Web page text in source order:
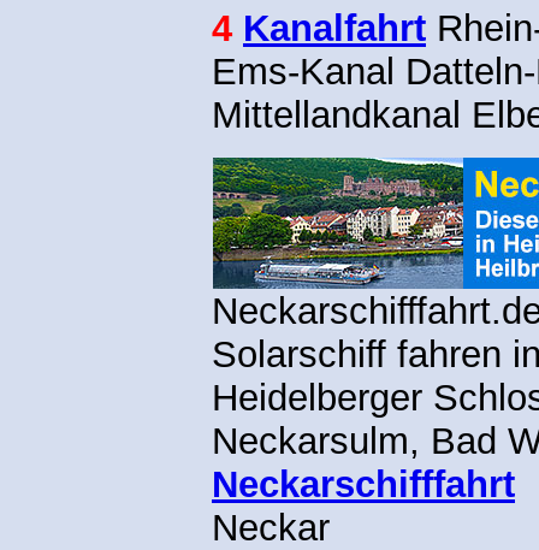
4 Kanalfahrt
Ems-Kanal
Mittellandkanal
Solarschiff fahren
Heidelberger
Neckarsulm, Bad
Neckarschifffahrt
Neckar